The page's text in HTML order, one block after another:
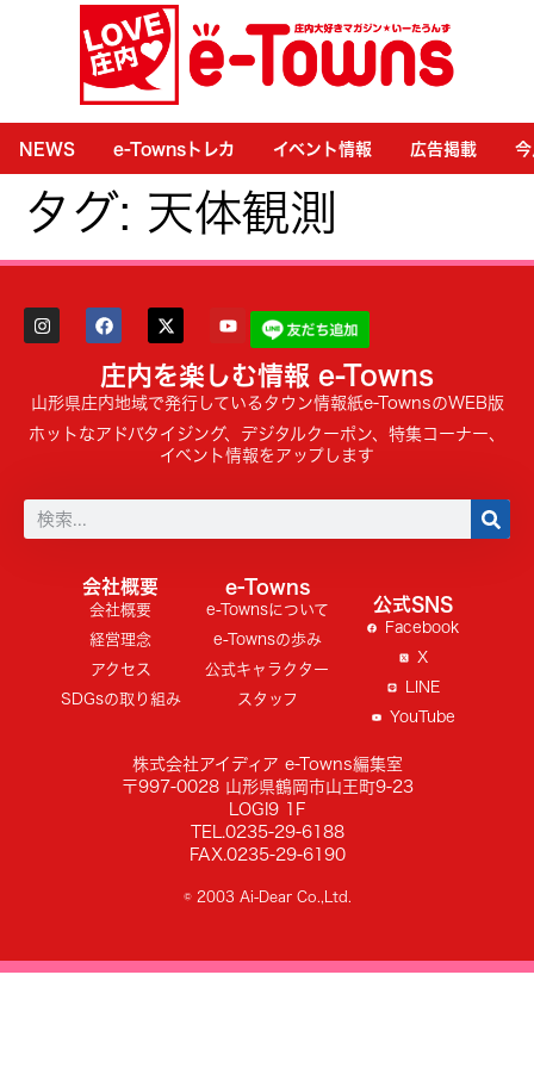
NEWS e-Townsトレカ イベント情報 広告掲載
タグ: 天体観測
庄内を楽しむ情報 e-Towns
山形県庄内地域で発行しているタウン情報紙e-TownsのWEB版
ホットなアドバタイジング、デジタルクーポン、特集コーナー、
イベント情報をアップします
会社概要
会社概要
経営理念
アクセス
SDGsの取り組み
e-Towns
e-Townsについて
e-Townsの歩み
公式キャラクター
スタッフ
公式SNS
Facebook
X
LINE
YouTube
株式会社アイディア e-Towns編集室
〒997-0028 山形県鶴岡市山王町9-23
LOGI9 1F
TEL.0235-29-6188
FAX.0235-29-6190
© 2003 Ai-Dear Co.,Ltd.